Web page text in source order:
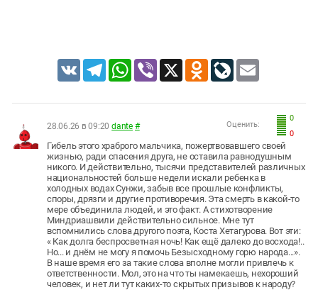
VK TelegramWhatsApp
Viber X Odnoklassniki
LiveJournal
Email
0
0
Оценить:
28.06.26 в 09:20 dante #
Гибель этого храброго мальчика, пожертвовавшего своей
жизнью, ради спасения друга, не оставила равнодушным
никого. И действительно, тысячи представителей различных
национальностей больше недели искали ребенка в
холодных водах Сунжи, забыв все прошлые конфликты,
споры, дрязги и другие противоречия. Эта смерть в какой-то
мере объединила людей, и это факт. А стихотворение
Миндриашвили действительно сильное. Мне тут
вспомнились слова другого поэта, Коста Хетагурова. Вот эти:
« Как долга беспросветная ночь! Как ещё далеко до восхода!..
Но... и днём не могу я помочь Безысходному горю народа...».
В наше время его за такие слова вполне могли привлечь к
ответственности. Мол, это на что ты намекаешь, нехороший
человек, и нет ли тут каких-то скрытых призывов к народу?